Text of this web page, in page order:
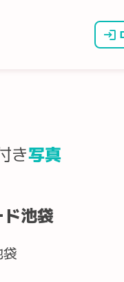
き写真
池袋